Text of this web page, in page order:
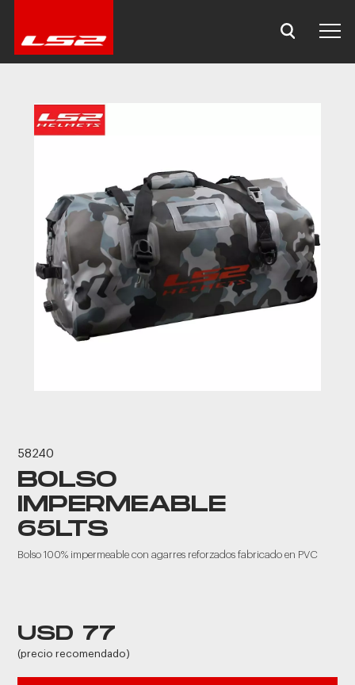
58240
BOLSO
IMPERMEABLE
65LTS
Bolso 100% impermeable con agarres reforzados fabricado en PVC
USD 77
(precio recomendado)